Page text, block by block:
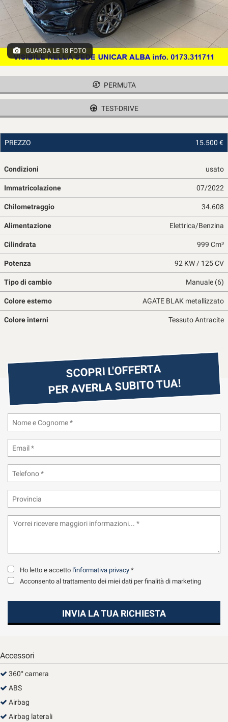
GUARDA LE 18 FOTO
PERMUTA
TEST-DRIVE
PREZZO 15.500 €
Condizioni usato
Immatricolazione 07/2022
Chilometraggio 34.608
Alimentazione Elettrica/Benzina
Cilindrata 999 Cm³
Potenza 92 KW / 125 CV
Tipo di cambio Manuale (6)
Colore esterno AGATE BLAK metallizzato
Colore interni Tessuto Antracite
SCOPRI L'OFFERTA
PER AVERLA SUBITO TUA!
Ho letto e accetto l'informativa privacy *
Acconsento al trattamento dei miei dati per finalità di marketing
INVIA LA TUA RICHIESTA
Accessori
360° camera
ABS
Airbag
Airbag laterali
tracciamento
che
adottiamo
per
offrire
le
funzionalità
e
le
di
descritte.
Per
maggiori
informazioni
sull'utilità
e
sul
funzionamento
di
questi
strumenti
tracciamento
alla
cookie
policy.
modificare
momento.
Cookie necessari
Cookie per il miglioramento dell'esperienza utente
Cookie analitici
cookie
Salva
le
impostazioni